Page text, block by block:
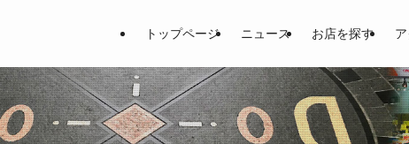
土居地区の商店街の魅力を一挙公開！土
トップページ ニュース お店を探す